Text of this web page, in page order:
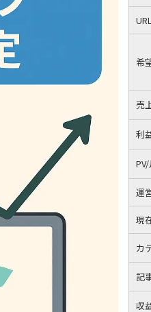
URL
希
売
利
PV/
運
現
カ
記
収